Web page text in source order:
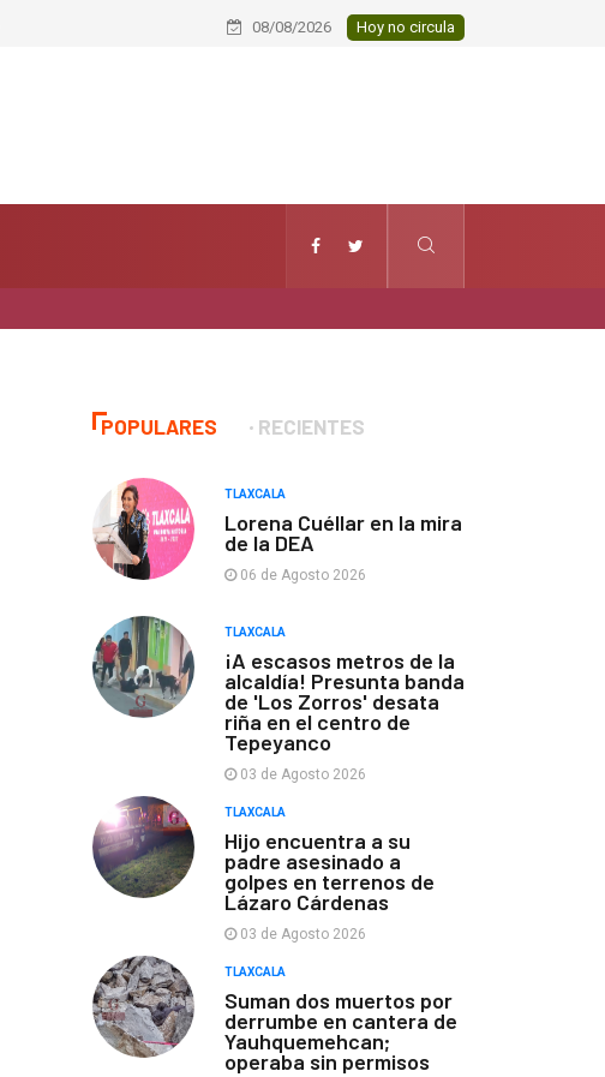
Fallece hombre por presunto
08/08/2026 Hoy no circula
POPULARES RECIENTES
TLAXCALA
Lorena Cuéllar en la mira
de la DEA
06 de Agosto 2026
TLAXCALA
¡A escasos metros de la
alcaldía! Presunta banda
de 'Los Zorros' desata
riña en el centro de
Tepeyanco
03 de Agosto 2026
TLAXCALA
Hijo encuentra a su
padre asesinado a
golpes en terrenos de
Lázaro Cárdenas
03 de Agosto 2026
TLAXCALA
Suman dos muertos por
derrumbe en cantera de
Yauhquemehcan;
operaba sin permisos